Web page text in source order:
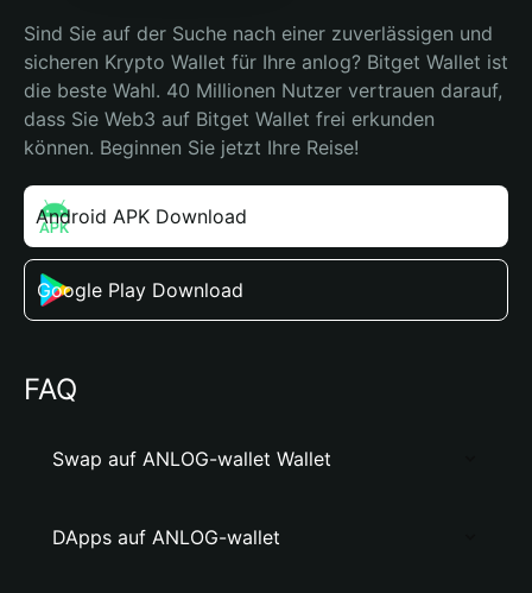
Sind Sie auf der Suche nach einer zuverlässigen und
sicheren Krypto Wallet für Ihre anlog? Bitget Wallet ist
die beste Wahl. 40 Millionen Nutzer vertrauen darauf,
dass Sie Web3 auf Bitget Wallet frei erkunden
können. Beginnen Sie jetzt Ihre Reise!
Android APK Download
Google Play Download
FAQ
Swap auf ANLOG-wallet Wallet
DApps auf ANLOG-wallet